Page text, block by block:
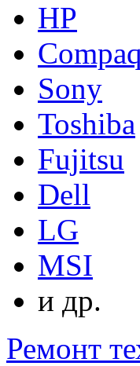
HP
Compaq
Sony
Toshiba
Fujitsu
Dell
LG
MSI
и др.
Ремонт